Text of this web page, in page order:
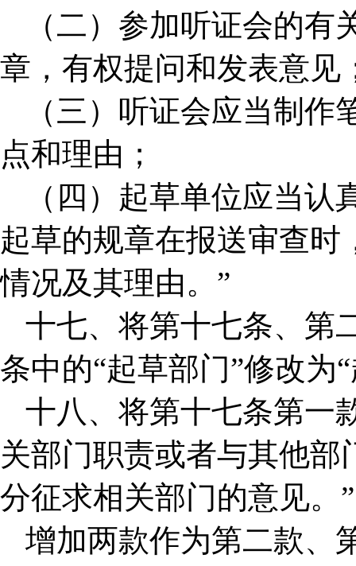
（二）参加听证会的
章，有权提问和发表意见
（三）听证会应当制
点和理由；
（四）起草单位应当
起草的规章在报送审查
情况及其理由。”
十七、将第十七条、第
条中的“起草部门”修改为
十八、将第十七条第一
关部门职责或者与其他
分征求相关部门的意见。”
增加两款作为第二款、